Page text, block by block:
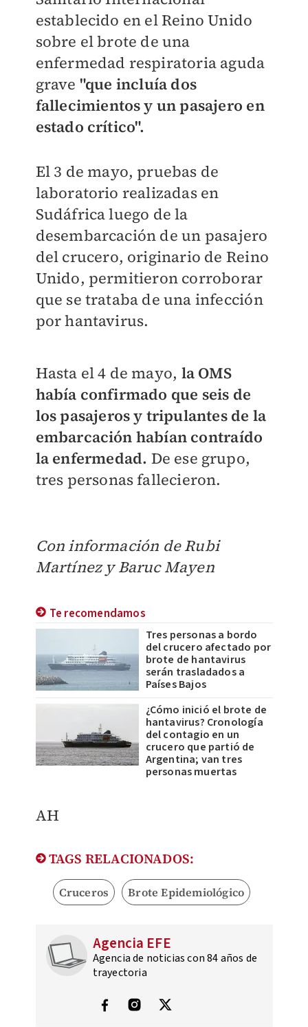
establecido en el Reino Unido
sobre el brote de una
enfermedad respiratoria aguda
grave "que incluía dos
fallecimientos y un pasajero en
estado crítico".
El 3 de mayo, pruebas de
laboratorio realizadas en
Sudáfrica luego de la
desembarcación de un pasajero
del crucero, originario de Reino
Unido, permitieron corroborar
que se trataba de una infección
por hantavirus.
Hasta el 4 de mayo, la OMS
había confirmado que seis de
los pasajeros y tripulantes de la
embarcación habían contraído
la enfermedad. De ese grupo,
tres personas fallecieron.
Con información de Rubi
Martínez y Baruc Mayen
Te recomendamos
Tres personas a bordo
del crucero afectado por
brote de hantavirus
serán trasladados a
Países Bajos
¿Cómo inició el brote de
hantavirus? Cronología
del contagio en un
crucero que partió de
Argentina; van tres
personas muertas
AH
TAGS RELACIONADOS:
Cruceros Brote Epidemiológico
Agencia EFE
Agencia de noticias con 84 años de
trayectoria